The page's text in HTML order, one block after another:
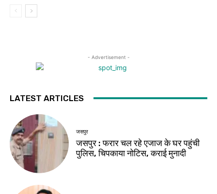
- Advertisement -
LATEST ARTICLES
जसपुर
जसपुर : फरार चल रहे एजाज के घर पहुंची
पुलिस, चिपकाया नोटिस, कराई मुनादी